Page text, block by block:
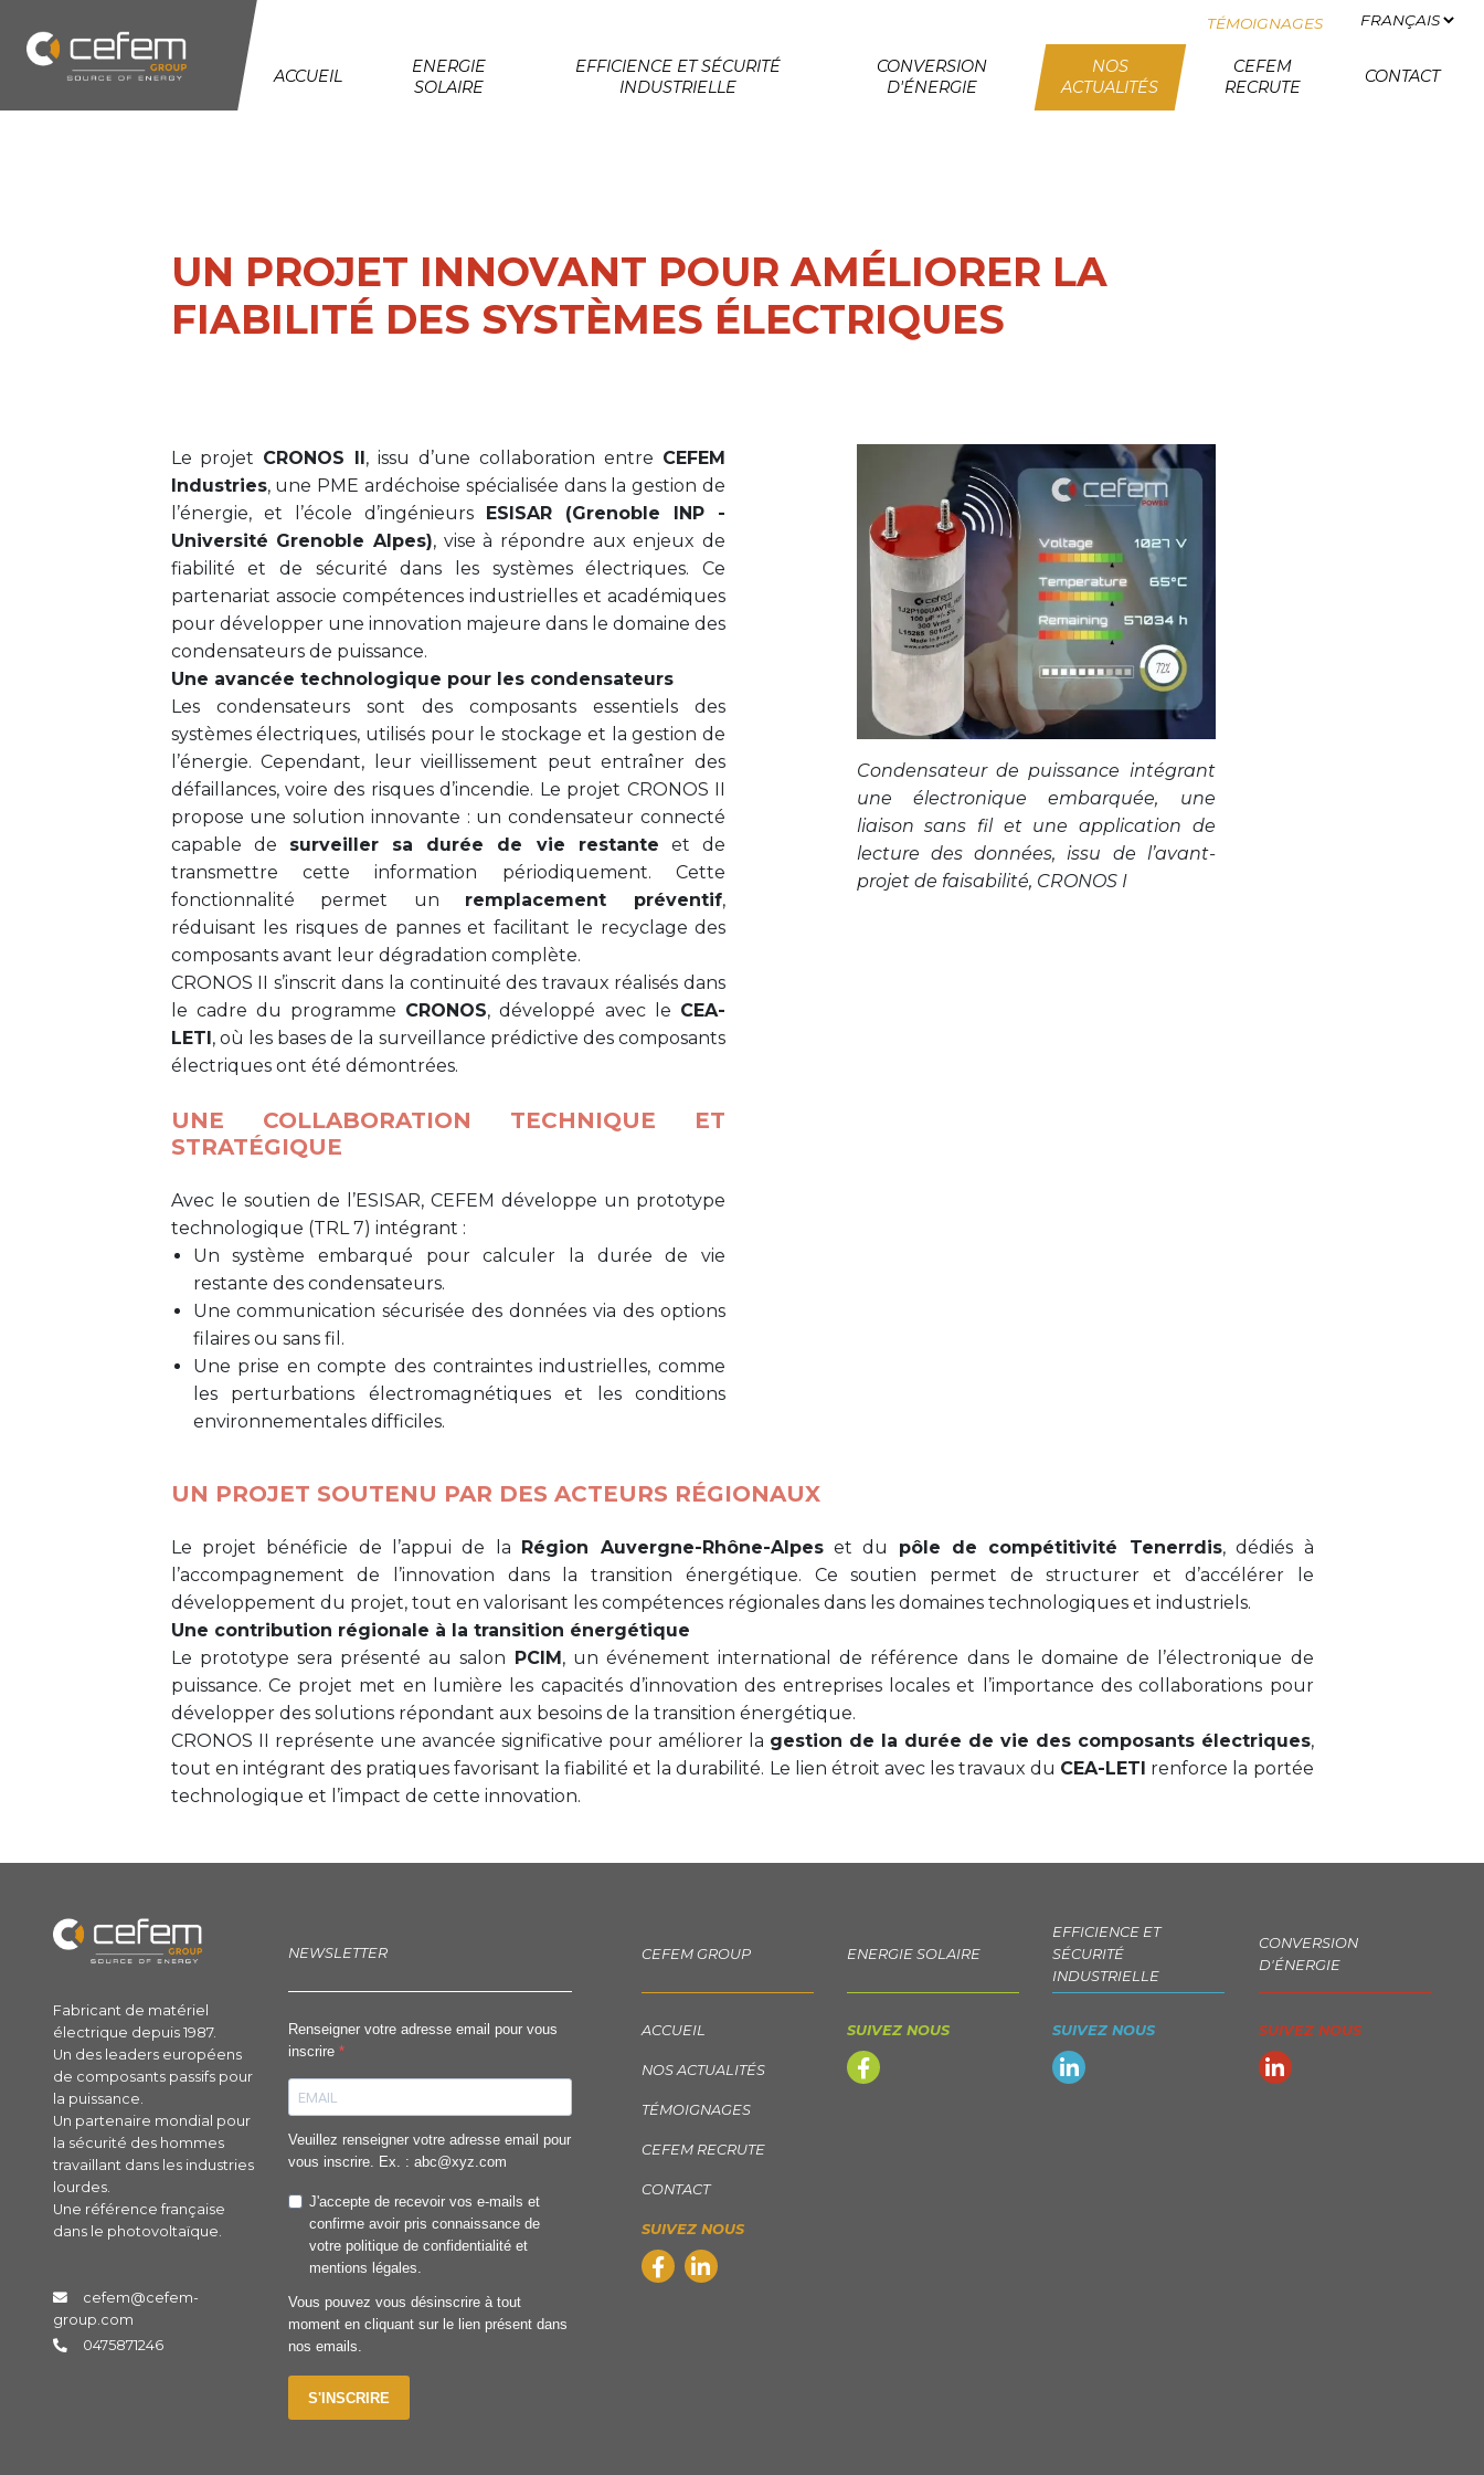
TÉMOIGNAGES
ACCUEIL
ENERGIE
SOLAIRE
EFFICIENCE ET SÉCURITÉ
INDUSTRIELLE
CONVERSION
D'ÉNERGIE
NOS
ACTUALITÉS
CEFEM
RECRUTE
CONTACT
UN PROJET INNOVANT POUR AMÉLIORER LA
FIABILITÉ DES SYSTÈMES ÉLECTRIQUES
Le projet CRONOS II, issu d’une collaboration entre CEFEM
Industries, une PME ardéchoise spécialisée dans la gestion de
l’énergie, et l’école d’ingénieurs ESISAR (Grenoble INP -
Université Grenoble Alpes), vise à répondre aux enjeux de
fiabilité et de sécurité dans les systèmes électriques. Ce
partenariat associe compétences industrielles et académiques
pour développer une innovation majeure dans le domaine des
condensateurs de puissance.
Une avancée technologique pour les condensateurs
Les condensateurs sont des composants essentiels des
systèmes électriques, utilisés pour le stockage et la gestion de
l’énergie. Cependant, leur vieillissement peut entraîner des
défaillances, voire des risques d’incendie. Le projet CRONOS II
propose une solution innovante : un condensateur connecté
capable de surveiller sa durée de vie restante et de
transmettre cette information périodiquement. Cette
fonctionnalité permet un remplacement préventif,
réduisant les risques de pannes et facilitant le recyclage des
composants avant leur dégradation complète.
CRONOS II s’inscrit dans la continuité des travaux réalisés dans
le cadre du programme CRONOS, développé avec le CEA-
LETI, où les bases de la surveillance prédictive des composants
électriques ont été démontrées.
UNE COLLABORATION TECHNIQUE ET
STRATÉGIQUE
Avec le soutien de l’ESISAR, CEFEM développe un prototype
technologique (TRL 7) intégrant :
Un système embarqué pour calculer la durée de vie
restante des condensateurs.
Une communication sécurisée des données via des options
filaires ou sans fil.
Une prise en compte des contraintes industrielles, comme
les perturbations électromagnétiques et les conditions
environnementales difficiles.
Condensateur de puissance intégrant
une électronique embarquée, une
liaison sans fil et une application de
lecture des données, issu de l’avant-
projet de faisabilité, CRONOS I
UN PROJET SOUTENU PAR DES ACTEURS RÉGIONAUX
Le projet bénéficie de l’appui de la Région Auvergne-Rhône-Alpeset du pôle de compétitivité Tenerrdis, dédiés à
l’accompagnement de l’innovation dans la transition énergétique. Ce soutien permet de structurer et d’accélérer le
développement du projet, tout en valorisant les compétences régionales dans les domaines technologiques et industriels.
Une contribution régionale à la transition énergétique
Le prototype sera présenté au salon PCIM, un événement international de référence dans le domaine de l’électronique de
puissance. Ce projet met en lumière les capacités d’innovation des entreprises locales et l’importance des collaborations pour
développer des solutions répondant aux besoins de la transition énergétique.
CRONOS II représente une avancée significative pour améliorer la gestion de la durée de vie des composants électriques,
tout en intégrant des pratiques favorisant la fiabilité et la durabilité. Le lien étroit avec les travaux du CEA-LETI renforce la portée
technologique et l’impact de cette innovation.
Fabricant de matériel
électrique depuis 1987.
Un des leaders européens
de composants passifs pour
la puissance.
Un partenaire mondial pour
la sécurité des hommes
travaillant dans les industries
lourdes.
Une référence française
dans le photovoltaïque.
cefem@cefem-
group.com
0475871246
NEWSLETTER
Renseigner votre adresse email pour vous
inscrire
Veuillez renseigner votre adresse email pour
vous inscrire. Ex. : abc@xyz.com
J'accepte de recevoir vos e-mails et
confirme avoir pris connaissance de
votre politique de confidentialité et
mentions légales.
Vous pouvez vous désinscrire à tout
moment en cliquant sur le lien présent dans
nos emails.
S'INSCRIRE
CEFEM GROUP
ACCUEIL
NOS ACTUALITÉS
TÉMOIGNAGES
CEFEM RECRUTE
CONTACT
SUIVEZ NOUS
ENERGIE SOLAIRE
SUIVEZ NOUS
EFFICIENCE ET
SÉCURITÉ
INDUSTRIELLE
SUIVEZ NOUS
CONVERSION
D'ÉNERGIE
SUIVEZ NOUS
Panneau de gestion des cookies